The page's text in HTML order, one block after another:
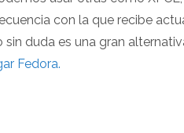
con la que recibe
duda es una gran
Fedora.